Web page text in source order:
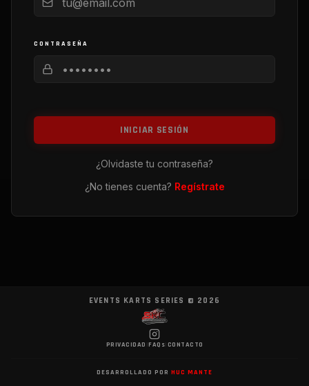
CONTRASEÑA
INICIAR SESIÓN
¿Olvidaste tu contraseña?
¿No tienes cuenta? Regístrate
EVENTS KARTS SERIES © 2026
PRIVACIDAD FAQs CONTACTO
DESARROLLADO POR HUC MANTE